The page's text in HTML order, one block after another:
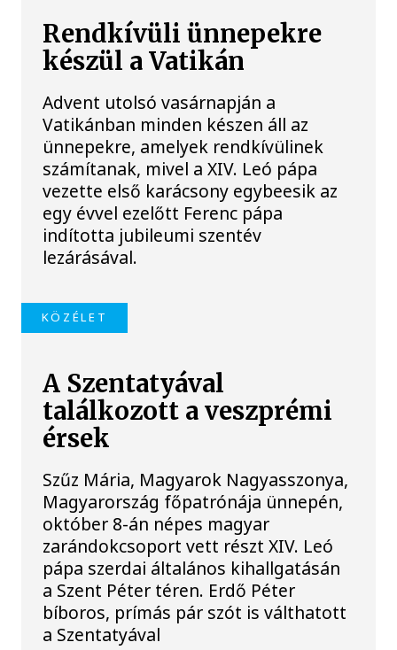
Rendkívüli ünnepekre
készül a Vatikán
Advent utolsó vasárnapján a
Vatikánban minden készen áll az
ünnepekre, amelyek rendkívülinek
számítanak, mivel a XIV. Leó pápa
vezette első karácsony egybeesik az
egy évvel ezelőtt Ferenc pápa
indította jubileumi szentév
lezárásával.
KÖZÉLET
A Szentatyával
találkozott a veszprémi
érsek
Szűz Mária, Magyarok Nagyasszonya,
Magyarország főpatrónája ünnepén,
október 8-án népes magyar
zarándokcsoport vett részt XIV. Leó
pápa szerdai általános kihallgatásán
a Szent Péter téren. Erdő Péter
bíboros, prímás pár szót is válthatott
a Szentatyával